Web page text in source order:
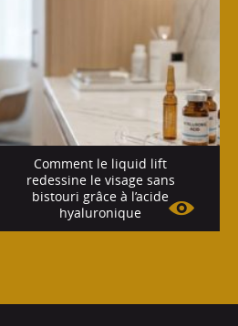
Comment le liquid lift
redessine le visage sans
bistouri grâce à l’acide
hyaluronique